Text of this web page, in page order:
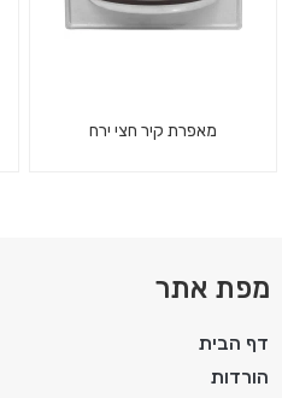
מאפרת קיר חצי ירח
מפת אתר
דף הבית
הורדות